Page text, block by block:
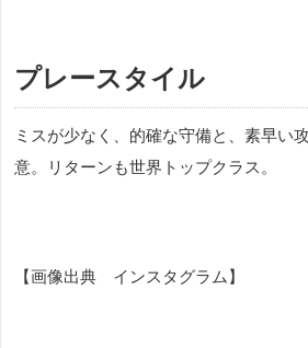
プレースタイル
ミスが少なく、的確な守備と、素早い
意。リターンも世界トップクラス。
【画像出典 インスタグラム】